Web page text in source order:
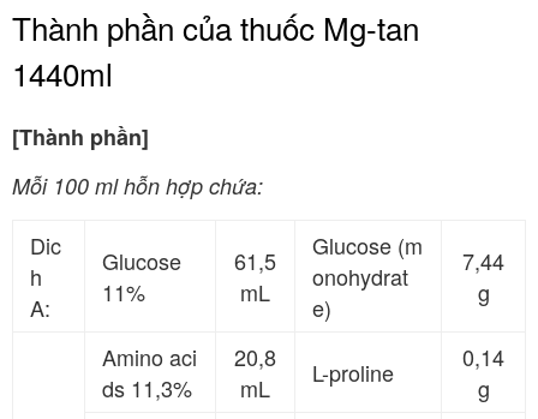
Thành phần của thuốc Mg-tan
1440ml
[Thành phần]
Mỗi 100 ml hỗn hợp chứa:
Dic
h
A:
Glucose
11%
61,5
mL
Glucose (m
onohydrat
e)
7,44
g
Amino aci
ds 11,3%
20,8
mL
L-proline
0,14
g